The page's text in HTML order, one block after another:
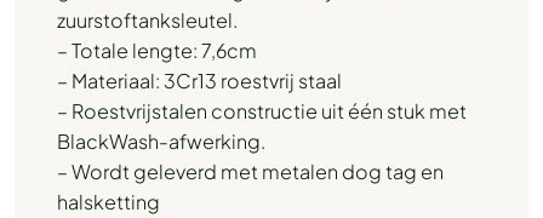
zuurstoftanksleutel.
– Totale lengte: 7,6cm
– Materiaal: 3Cr13 roestvrij staal
– Roestvrijstalen constructie uit één stuk met
BlackWash-afwerking.
– Wordt geleverd met metalen dog tag en
halsketting